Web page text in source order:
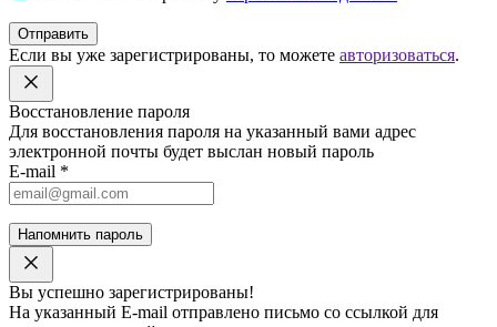
Отправить
Если вы уже зарегистрированы, то можете авторизоваться.
Восстановление пароля
Для восстановления пароля на указанный вами адрес
электронной почты будет выслан новый пароль
E-mail *
Напомнить пароль
Вы успешно зарегистрированы!
На указанный E-mail отправлено письмо со ссылкой для